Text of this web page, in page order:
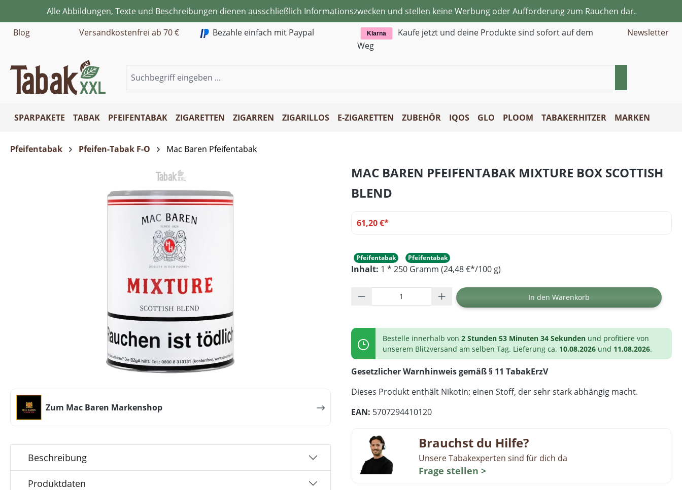
Hauptinhalt springen
Zur Suche springen
Zur Hauptnavigation springen
Alle Abbildungen, Texte und Beschreibungen dienen ausschließlich Informationszwecken und stellen keine Werbung oder Aufforderung zum Rauchen dar.
Blog
Versandkostenfrei ab 70 € Bezahle einfach mit Paypal Klarna
Kaufe jetzt und deine Produkte sind sofort auf dem
Weg
Newsletter
SPARPAKETE TABAK PFEIFENTABAK ZIGARETTEN ZIGARREN ZIGARILLOS E-ZIGARETTEN ZUBEHÖR IQOS GLO PLOOM TABAKERHITZER MARKEN
Pfeifentabak Pfeifen-Tabak F-O Mac Baren Pfeifentabak
Zum Mac Baren Markenshop
Beschreibung
Produktdaten
MAC BAREN PFEIFENTABAK MIXTURE BOX SCOTTISH
BLEND
61,20 €*
Pfeifentabak Pfeifentabak
Inhalt: 1 * 250 Gramm (24,48 €*/100 g)
Produkt Anzahl: Gib den gewünschten Wert ein oder
In den Warenkorb
Bestelle innerhalb von 2 Stunden 53 Minuten 33 Sekunden und profitiere von
unserem Blitzversand am selben Tag. Lieferung ca. 10.08.2026 und 11.08.2026.
Gesetzlicher Warnhinweis gemäß § 11 TabakErzV
Dieses Produkt enthält Nikotin: einen Stoff, der sehr stark abhängig macht.
EAN: 5707294410120
Brauchst du Hilfe?
Unsere Tabakexperten sind für dich da
Frage stellen >